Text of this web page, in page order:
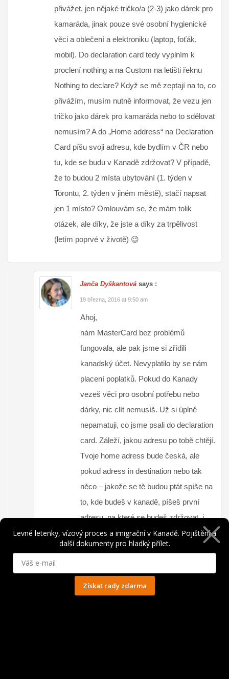
přivážet, jen nějaké tričko/a (2-3) jako dárek pro
kamaráda, jinak pouze své osobní hygienické
věci a oblečení a elektroniku (laptop, foťák,
mobil). Do declaration card tedy vyplním k
proclení nothing a na Custom na letišti řeknu
Nothing to declare? Když se mě zeptají na to, co
přivážím, musím nutně informovat, že vezu jen
tričko jako dárek pro kamaráda nebo to sdělovat
nemusím? A do „Home address“ na Declaration
Card píšu svoji adresu, kde bydlím v ČR nebo
tu, kde se budu v Kanadě zdržovat? V případě,
že to budou 2 místa ubytování (1. týden v
Torontu, 2. týden v jiném městě), stačí napsat
jen 1 místo? Omlouvám se, že mám tolik
otázek, ale díky, že jste a díky za trpělivost
(letím poprvé v životě) 😉
Janča Dyškantová says :
19 března, 2016 at 9:50 am
Ahoj,
nám MasterCard bez problémů
fungovala, ale pak jsme si zřídili
kanadský účet. Nevyplatilo by se nám
placení poplatků. Pokud do Kanady
vezeš věci pro osobní potřebu nebo
dárky, nic clít nemusíš. Už si úplně
nepamatuji, co jsme psali do declaration
card. Záleží, jakou adresu po tobě chtějí.
Tvoje home adress bude česká, ale
pokud adress in destination nebo tak
něco – jakože se tě budou ptát spíše na
to, kde budeš v kanadě, píšeš první
adresu, na které se budeš zdržovat, i
kdyby to bylo na jednu noc. 🙂
Cestovatelsays :
Levné letenky, vízový proces a imigrační v Kanadě. Pojištění a
další dokumenty pro hladký přílet.
Získat rady zdarma